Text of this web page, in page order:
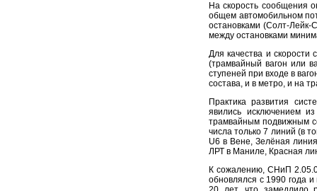
На скорость сообщения
общем автомобильном
остановками (Солт-Лейк-
между остановками
Для качества и скорости
(трамвайный вагон или
ступеней при входе в
состава, и в метро, и на
Практика развития
явились исключением
трамвайным подвижным
числа только 7 линий (в
U6 в Вене, Зелёная
ЛРТ в Маниле, Красная
К сожалению, СНиП
обновлялся с 1990 года